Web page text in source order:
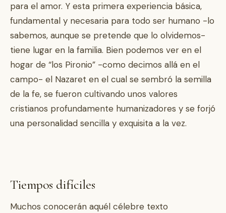
para el amor. Y esta primera experiencia básica,
fundamental y necesaria para todo ser humano -lo
sabemos, aunque se pretende que lo olvidemos-
tiene lugar en la familia. Bien podemos ver en el
hogar de “los Pironio” -como decimos allá en el
campo- el Nazaret en el cual se sembró la semilla
de la fe, se fueron cultivando unos valores
cristianos profundamente humanizadores y se forjó
una personalidad sencilla y exquisita a la vez.
Tiempos difíciles
Muchos conocerán aquél célebre texto